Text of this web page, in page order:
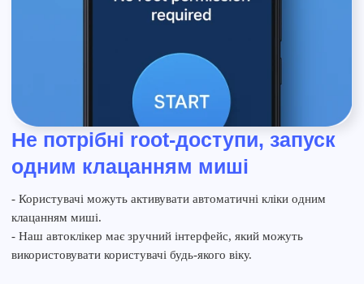
Не потрібні root-доступи, запуск
одним клацанням миші
- Користувачі можуть активувати автоматичні кліки одним
клацанням миші.
- Наш автоклікер має зручний інтерфейс, який можуть
використовувати користувачі будь-якого віку.